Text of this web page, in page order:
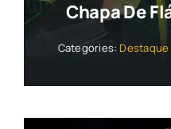
Chapa De
Categories: